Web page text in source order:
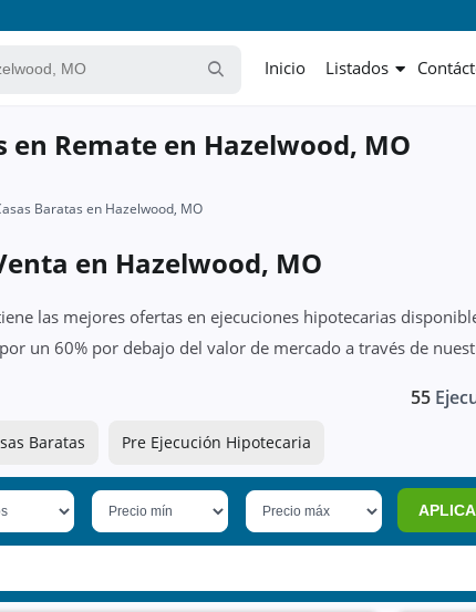
Inicio Listados
en Remate en Hazelwood, MO
Baratas en Hazelwood, MO
en Hazelwood, MO
las mejores ofertas en ejecuciones hipotecarias
un 60% por debajo del valor de mercado a través de
55
Baratas Pre Ejecución Hipotecaria